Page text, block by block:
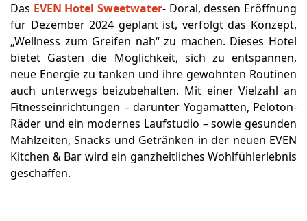
Das EVEN Hotel Sweetwater- Doral, dessen Eröffnung
für Dezember 2024 geplant ist, verfolgt das Konzept,
„Wellness zum Greifen nah“ zu machen. Dieses Hotel
bietet Gästen die Möglichkeit, sich zu entspannen,
neue Energie zu tanken und ihre gewohnten Routinen
auch unterwegs beizubehalten. Mit einer Vielzahl an
Fitnesseinrichtungen – darunter Yogamatten, Peloton-
Räder und ein modernes Laufstudio – sowie gesunden
Mahlzeiten, Snacks und Getränken in der neuen EVEN
Kitchen & Bar wird ein ganzheitliches Wohlfühlerlebnis
geschaffen.